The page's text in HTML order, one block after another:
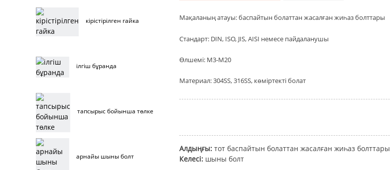
кірістірілген гайка
ілгіш бұранда
тапсырыс бойынша төлке
арнайы шыны болт
Мақаланың атауы: баспайтын болаттан жасалған жиһаз болттары
Стандарт: DIN, ISO, JIS, AISI немесе пайдаланушы
Өлшемі: M3-M20
Материал: 304SS, 316SS, көміртекті болат
Алдыңғы: тот баспайтын болаттан жасалған жиһаз болттары
Келесі: шыны болт